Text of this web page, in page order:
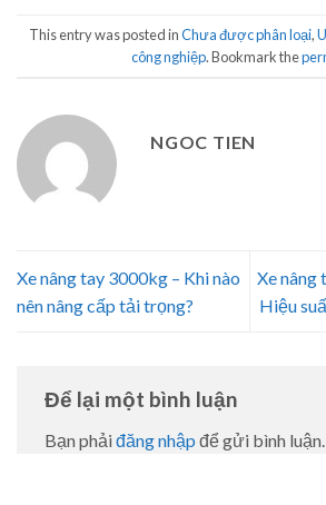
This entry was posted inChưa được phân loại,
công nghiệp. Bookmark the
NGOC TIEN
Xe nâng tay 3000kg – Khi nào
nên nâng cấp tải trọng?
Xe
Hiệu
Để lại một bình luận
Bạn phải đăng nhập để gửi bình luận.